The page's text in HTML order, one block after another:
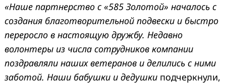
«Наше партнерство с «585 Золотой» началось с
создания благотворительной подвески и быстро
переросло в настоящую дружбу. Недавно
волонтеры из числа сотрудников компании
поздравляли наших ветеранов и делились с ними
заботой. Наши бабушки и дедушки подчеркнули,